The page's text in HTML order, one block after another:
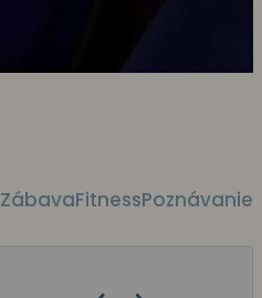
ZábavaFitnessPoznávanie